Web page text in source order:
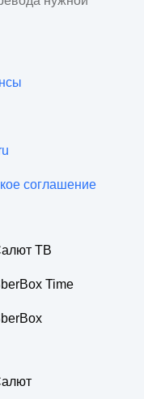
соглашение
ТВ
Time